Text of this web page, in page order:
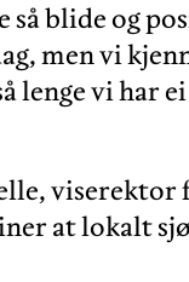
så blide og
men vi
lenge vi har
at lokalt